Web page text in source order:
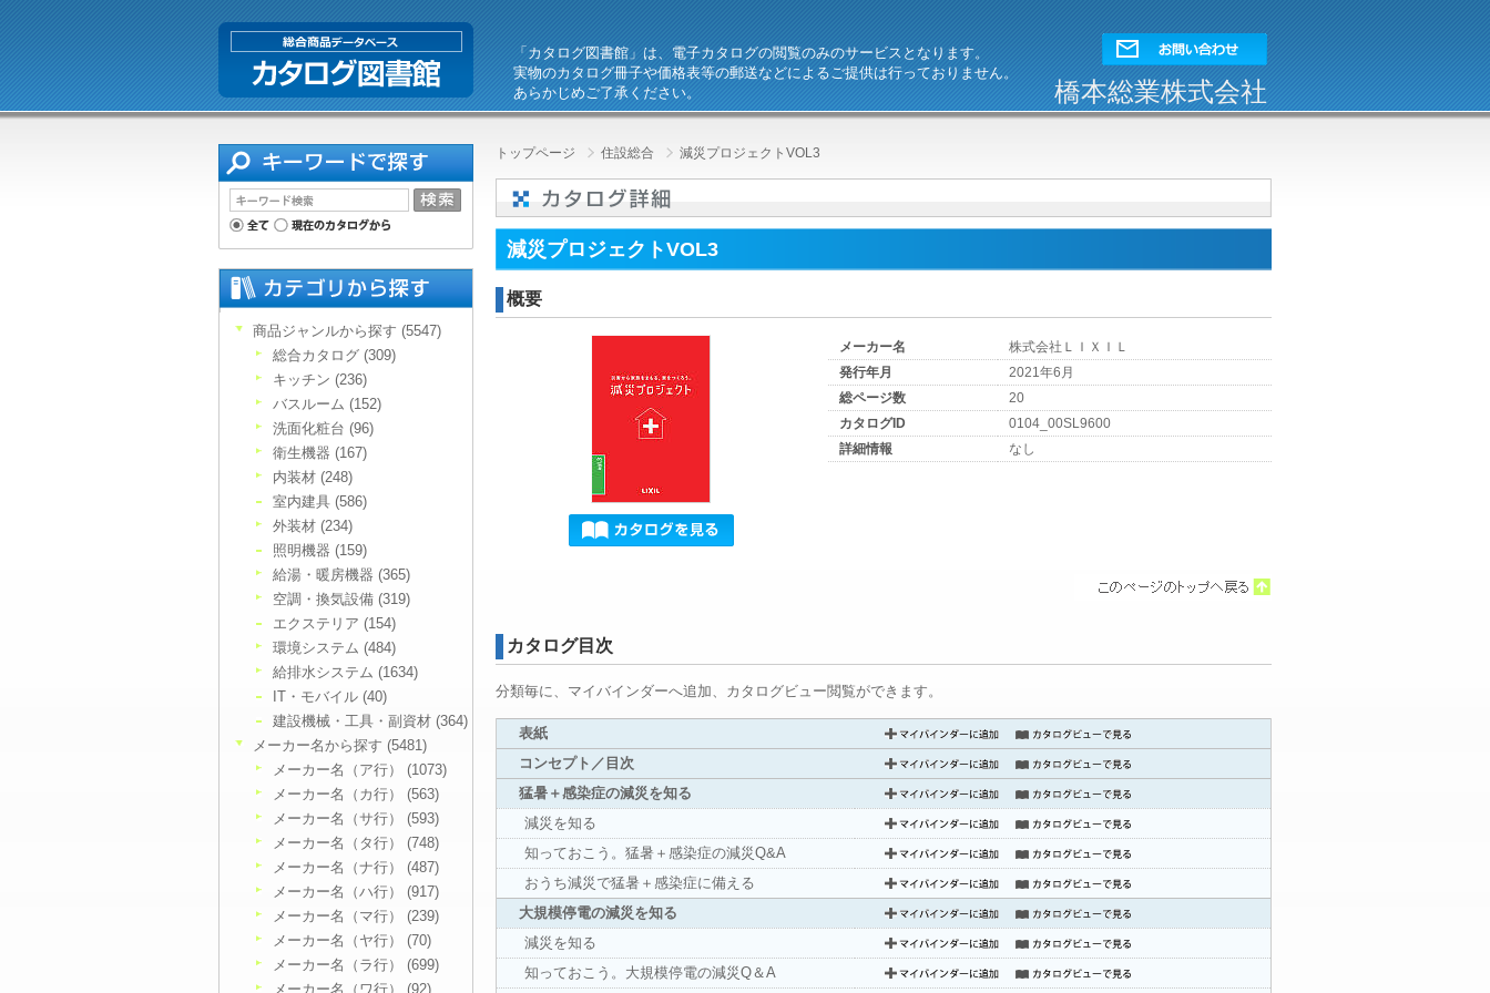
「カタログ図書館」は、電子カタログの閲覧のみのサービスとなります。
実物のカタログ冊子や価格表等の郵送などによるご提供は行っておりません。
あらかじめご了承ください。
橋本総業株式会社
トップページ 住設総合 減災プロジェクトVOL3
減災プロジェクトVOL3
概要
メーカー名
株式会社ＬＩＸＩＬ
発行年月
2021年6月
総ページ数
20
カタログID
0104_00SL9600
詳細情報
なし
カタログ目次
分類毎に、マイバインダーへ追加、カタログビュー閲覧ができます。
表紙
コンセプト／目次
猛暑＋感染症の減災を知る
減災を知る
知っておこう。猛暑＋感染症の減災Q&A
おうち減災で猛暑＋感染症に備える
大規模停電の減災を知る
減災を知る
知っておこう。大規模停電の減災Q＆A
商品ジャンルから探す (5547)
総合カタログ (309)
キッチン (236)
バスルーム (152)
洗面化粧台 (96)
衛生機器 (167)
内装材 (248)
室内建具 (586)
外装材 (234)
照明機器 (159)
給湯・暖房機器 (365)
空調・換気設備 (319)
エクステリア (154)
環境システム (484)
給排水システム (1634)
IT・モバイル (40)
建設機械・工具・副資材 (364)
メーカー名から探す (5481)
メーカー名（ア行） (1073)
メーカー名（カ行） (563)
メーカー名（サ行） (593)
メーカー名（タ行） (748)
メーカー名（ナ行） (487)
メーカー名（ハ行） (917)
メーカー名（マ行） (239)
メーカー名（ヤ行） (70)
メーカー名（ラ行） (699)
メーカー名（ワ行） (92)